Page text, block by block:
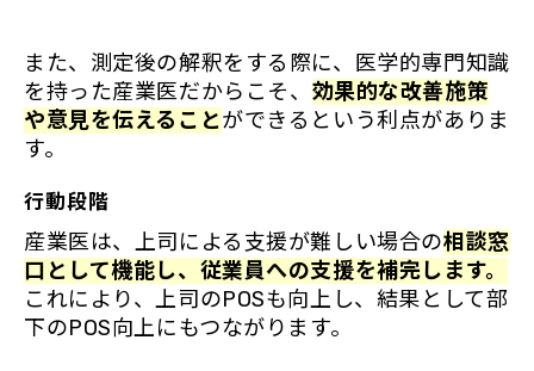
また、測定後の解釈をする際に、医学的専門知識
を持った産業医だからこそ、 効果的な改善施策
や意見を伝えることができるという利点がありま
す。
行動段階
産業医は、上司による支援が難しい場合の相談窓
口として機能し、従業員への支援を補完します。
これにより、上司のPOSも向上し、結果として部
下のPOS向上にもつながります。